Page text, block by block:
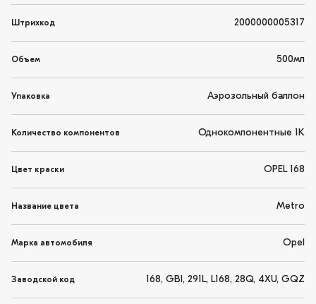
Штрихкод 2000000005317
Объем 500мл
Упаковка Аэрозольный баллон
Количество компонентов Однокомпонентные 1K
Цвет краски OPEL 168
Название цвета Metro
Марка автомобиля Opel
Заводской код 168, GBI, 291L, L168, 28Q, 4XU, GQZ